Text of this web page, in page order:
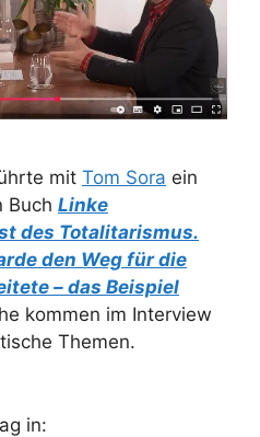
mit Tom Sora ein
Buch Linke
des Totalitarismus.
den Weg für die
– das Beispiel
kommen im Interview
Themen.
in: